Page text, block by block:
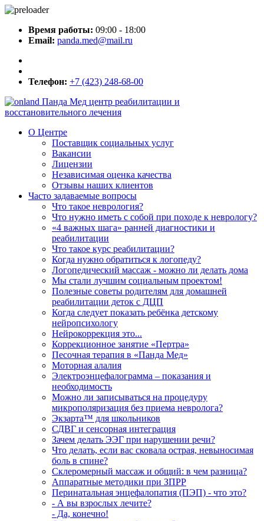
Время работы: 09:00 - 18:00
Email: panda.med@mail.ru
Телефон: +7 (423) 248-68-00
Панда Мед центр реабилитации и
восстановительного лечения
О Центре
Поставщик социальных услуг
Вакансии
Лицензии
Независимая оценка качества
Отзывы наших клиентов
Часто задаваемые вопросы
Что такое неврология?
Что нужно иметь с собой при походе к неврологу?
«4 важных шага» ранней диагностики и
реабилитации
Что такое курс реабилитации?
Когда нужно обратиться к логопеду?
Логопедический массаж - можно ли делать дома
Мы стали лучшим социальным проектом!
Полезные советы родителям для домашней
реабилитации деток с ДЦП
Когда следует показать ребёнка детскому
нейропсихологу
Нейрокоррекция это...
Коррекционное занятие «Пертра»
Песочная терапия в «Панда Мед»
Моторная алалия
Электроэнцефалограмма – показания и
необходимость
Можно ли записываться на процедуру
микрополяризация без приема невролога?
Экзарта™ для школьников
СДВГ и сенсорная интеграция
Зачем делать ЭЭГ при нарушении речи?
Что делать, если вас сковала острая, невыносимая
боль в спине?
Склеромерный массаж и общий: в чем разница?
Аппаратные методики при ЗПРР
Перинатальная энцефалопатия (ПЭП) - что это?
- А вы взрослых лечите?
- Да, конечно!